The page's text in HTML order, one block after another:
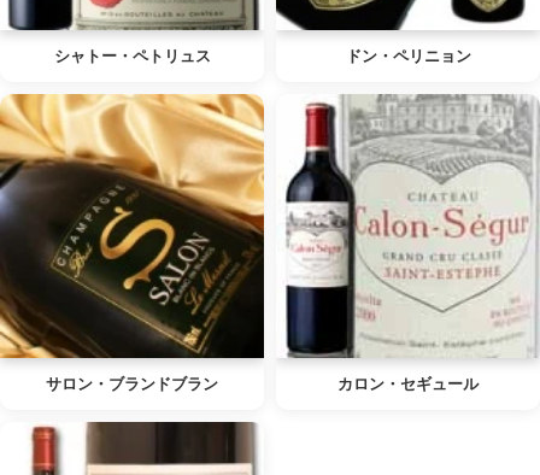
シャトー・ペトリュス ドン・ペリニョン
サロン・ブランドブラン カロン・セギュール